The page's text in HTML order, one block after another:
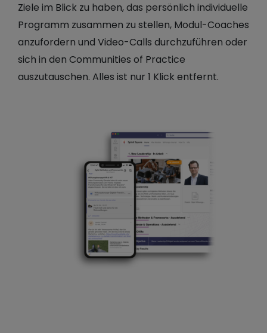
Ziele im Blick zu haben, das persönlich individuelle
Programm zusammen zu stellen, Modul-Coaches
anzufordern und Video-Calls durchzuführen oder
sich in den Communities of Practice
auszutauschen. Alles ist nur 1 Klick entfernt.